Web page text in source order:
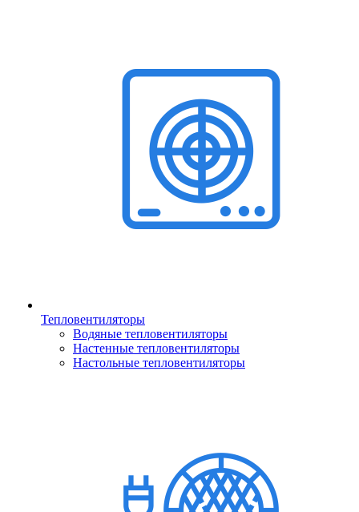
Тепловентиляторы
Водяные тепловентиляторы
Настенные тепловентиляторы
Настольные тепловентиляторы